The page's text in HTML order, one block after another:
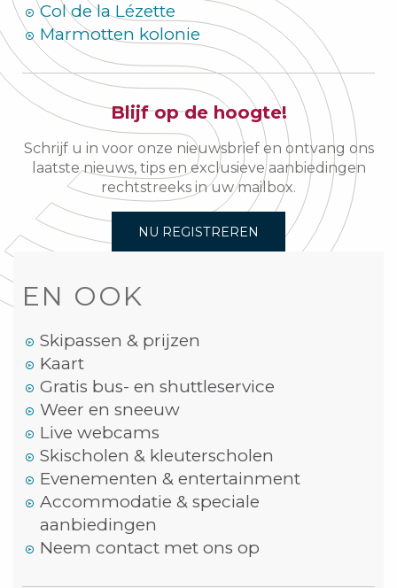
Col de la Lézette
Marmotten kolonie
Blijf op de hoogte!
Schrijf u in voor onze nieuwsbrief en ontvang ons
laatste nieuws, tips en exclusieve aanbiedingen
rechtstreeks in uw mailbox.
NU REGISTREREN
EN OOK
Skipassen & prijzen
Kaart
Gratis bus- en shuttleservice
Weer en sneeuw
Live webcams
Skischolen & kleuterscholen
Evenementen & entertainment
Accommodatie & speciale
aanbiedingen
Neem contact met ons op